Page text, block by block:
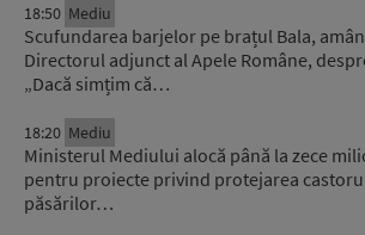
18:50 Mediu
Scufundarea barjelor pe brațul Bala,
Directorul adjunct al Apele Române,
„Dacă simțim că…
18:20 Mediu
Ministerul Mediului alocă până la zece
pentru proiecte privind protejarea
păsărilor…